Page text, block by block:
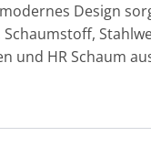
Design
und HR Schaum